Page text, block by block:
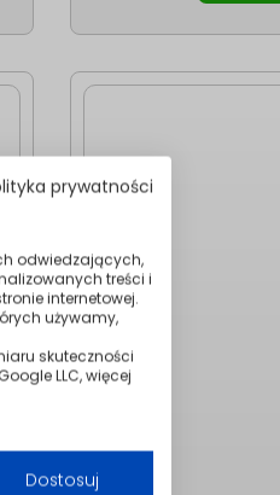
prywatności
odwiedzających,
treści i
internetowej.
używamy,
skuteczności
LLC, więcej
Dostosuj